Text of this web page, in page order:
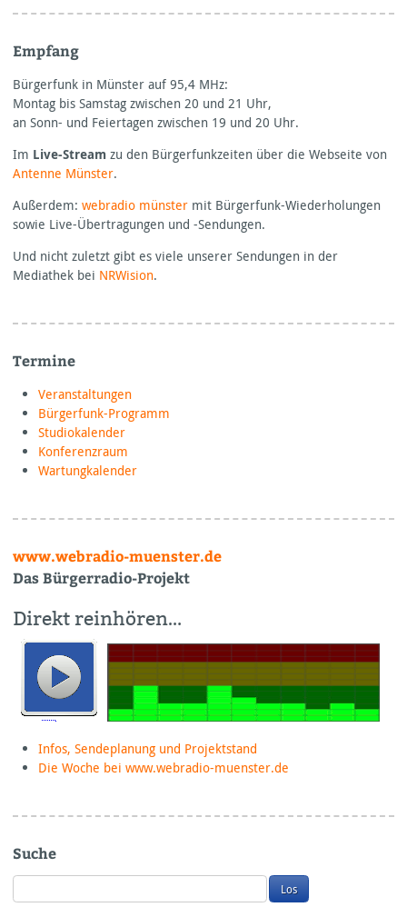
Empfang
Bürgerfunk in Münster auf 95,4 MHz:
Montag bis Samstag zwischen 20 und 21 Uhr,
an Sonn- und Feiertagen zwischen 19 und 20 Uhr.
Im Live-Stream zu den Bürgerfunkzeiten über die Webseite von
Antenne Münster.
Außerdem: webradio münster mit Bürgerfunk-Wiederholungen
sowie Live-Übertragungen und -Sendungen.
Und nicht zuletzt gibt es viele unserer Sendungen in der
Mediathek bei NRWision.
Termine
Veranstaltungen
Bürgerfunk-Programm
Studiokalender
Konferenzraum
Wartungkalender
www.webradio-muenster.de
Das Bürgerradio-Projekt
Direkt reinhören…
Infos, Sendeplanung und Projektstand
Die Woche bei www.webradio-muenster.de
Suche